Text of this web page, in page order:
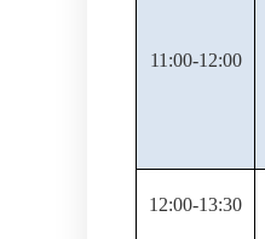
11:00-12:00
12:00-13:30